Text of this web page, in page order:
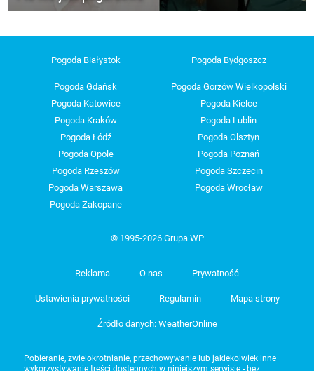
Pogoda Białystok Pogoda Bydgoszcz
Pogoda Gdańsk
Pogoda Gorzów Wielkopolski
Pogoda Katowice
Pogoda Kielce
Pogoda Kraków
Pogoda Lublin
Pogoda Łódź
Pogoda Olsztyn
Pogoda Opole
Pogoda Poznań
Pogoda Rzeszów
Pogoda Szczecin
Pogoda Warszawa
Pogoda Wrocław
Pogoda Zakopane
© 1995-2026 Grupa WP
Reklama O nas Prywatność
Ustawienia prywatności Regulamin Mapa strony
Źródło danych: WeatherOnline
Pobieranie, zwielokrotnianie, przechowywanie lub jakiekolwiek inne
wykorzystywanie treści dostępnych w niniejszym serwisie - bez